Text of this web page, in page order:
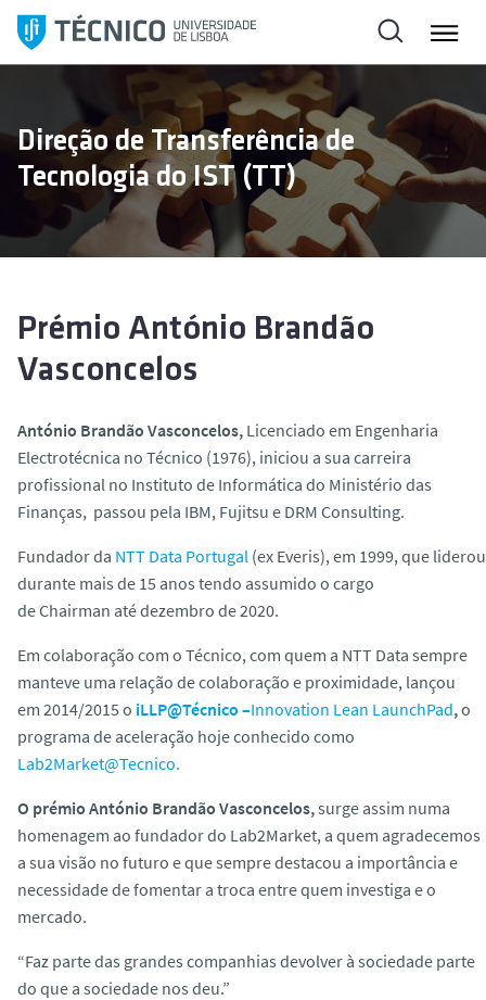
l
a
Direção de Transferência de
Tecnologia do IST (TT)
Prémio António Brandão
Vasconcelos
António Brandão Vasconcelos, Licenciado em Engenharia
Electrotécnica no Técnico (1976), iniciou a sua carreira
profissional no Instituto de Informática do Ministério das
Finanças, passou pela IBM, Fujitsu e DRM Consulting.
Fundador da NTT Data Portugal (ex Everis), em 1999, que liderou
durante mais de 15 anos tendo assumido o cargo
deChairman até dezembro de 2020.
Em colaboração com o Técnico, com quem a NTT Data sempre
manteve uma relação de colaboração e proximidade, lançou
em 2014/2015 o iLLP@Técnico –Innovation Lean LaunchPad,o
programa de aceleração hoje conhecido como
Lab2Market@Tecnico.
O prémio António Brandão Vasconcelos,surge assim numa
homenagem ao fundador do Lab2Market, a quem agradecemos
a sua visão no futuro e que sempre destacou a importância e
necessidade de fomentar a troca entre quem investiga e o
mercado.
“Faz parte das grandes companhias devolver à sociedade parte
do que a sociedade nos deu.”